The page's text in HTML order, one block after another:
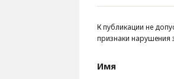
К публикации не
признаки нарушения
Имя